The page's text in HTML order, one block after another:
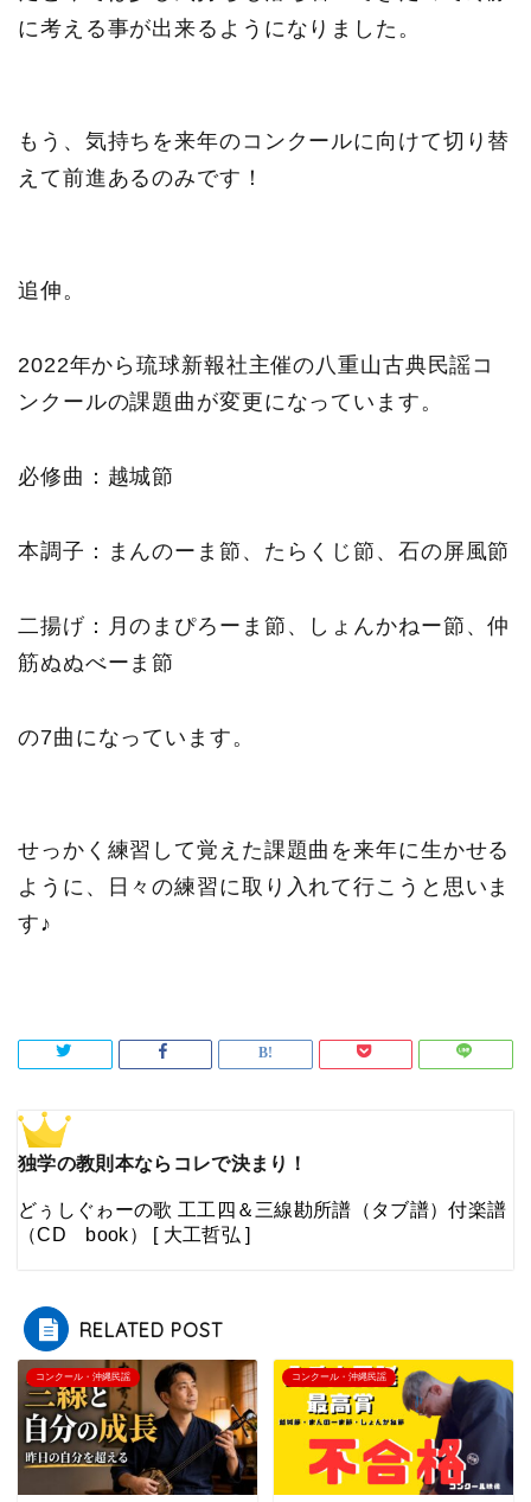
に考える事が出来るようになりました。
もう、気持ちを来年のコンクールに向けて切り替
えて前進あるのみです！
追伸。
2022年から琉球新報社主催の八重山古典民謡コ
ンクールの課題曲が変更になっています。
必修曲：越城節
本調子：まんのーま節、たらくじ節、石の屏風節
二揚げ：月のまぴろーま節、しょんかねー節、仲
筋ぬぬべーま節
の7曲になっています。
せっかく練習して覚えた課題曲を来年に生かせる
ように、日々の練習に取り入れて行こうと思いま
す♪
独学の教則本ならコレで決まり！
どぅしぐゎーの歌 工工四＆三線勘所譜（タブ譜）付楽譜
（CD book） [ 大工哲弘 ]
RELATED POST
コンクール・沖縄民謡 コンクール・沖縄民謡